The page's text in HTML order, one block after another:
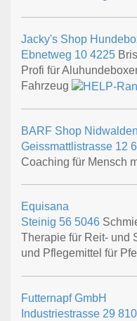
Jacky's Shop
Ebnetweg 10 4225
Profi für
Fahrzeug
BARF Shop Nidwalden
Geissmattlistrasse 12
Coaching für Mensch
Equisana
Steinig 56 5046
Therapie für Reit- und
und Pflegemittel für
Futternapf GmbH
Industriestrasse 29